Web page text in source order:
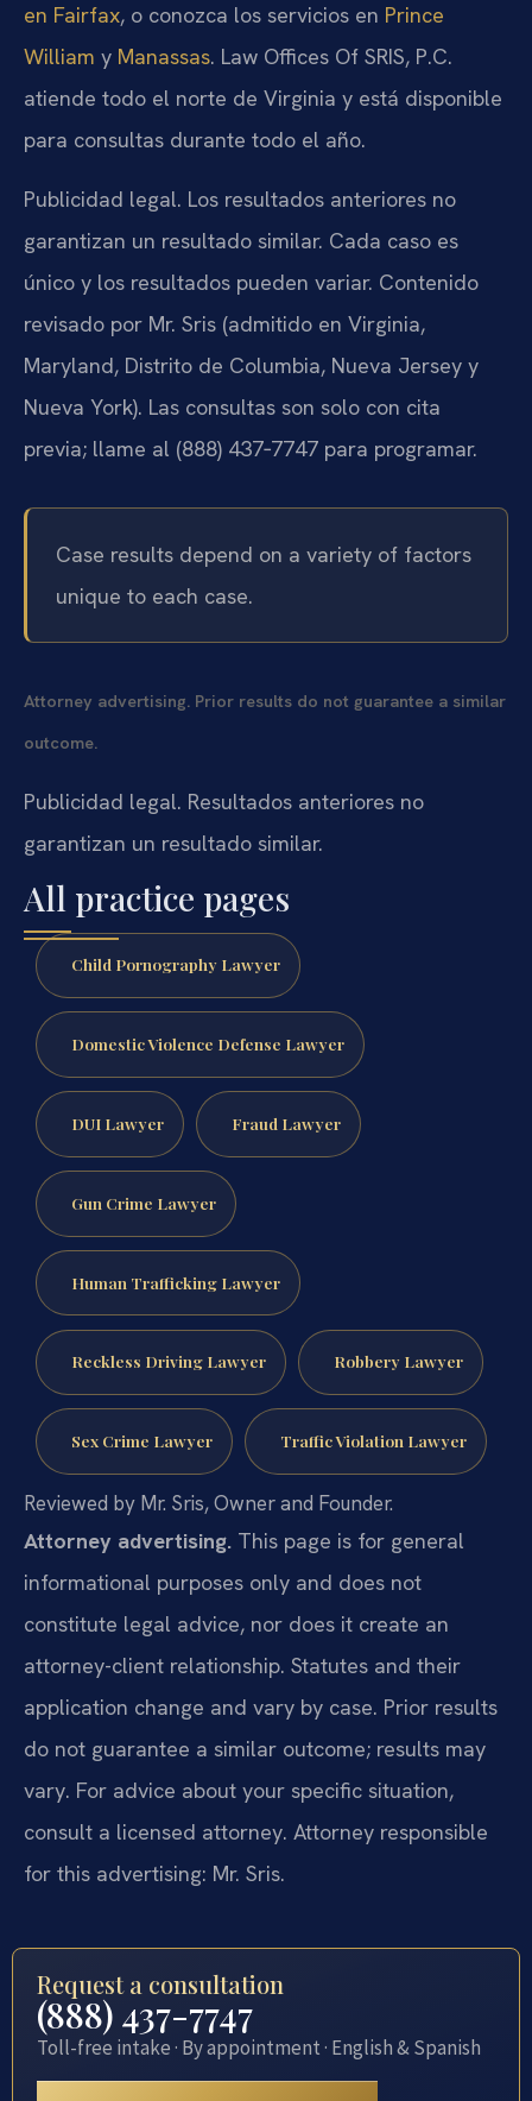
en Fairfax, o conozca los servicios en Prince
William y Manassas. Law Offices Of SRIS, P.C.
atiende todo el norte de Virginia y está disponible
para consultas durante todo el año.
Publicidad legal. Los resultados anteriores no
garantizan un resultado similar. Cada caso es
único y los resultados pueden variar. Contenido
revisado por Mr. Sris (admitido en Virginia,
Maryland, Distrito de Columbia, Nueva Jersey y
Nueva York). Las consultas son solo con cita
previa; llame al (888) 437‑7747 para programar.
Case results depend on a variety of factors
unique to each case.
Attorney advertising. Prior results do not guarantee a similar
outcome.
Publicidad legal. Resultados anteriores no
garantizan un resultado similar.
All practice pages
Child Pornography Lawyer
Domestic Violence Defense Lawyer
DUI Lawyer Fraud Lawyer
Gun Crime Lawyer
Human Trafficking Lawyer
Reckless Driving Lawyer Robbery Lawyer
Sex Crime Lawyer Traffic Violation Lawyer
Reviewed by Mr. Sris, Owner and Founder.
Attorney advertising. This page is for general
informational purposes only and does not
constitute legal advice, nor does it create an
attorney-client relationship. Statutes and their
application change and vary by case. Prior results
do not guarantee a similar outcome; results may
vary. For advice about your specific situation,
consult a licensed attorney. Attorney responsible
for this advertising: Mr. Sris.
Request a consultation
(888) 437-7747
Toll-free intake · By appointment · English & Spanish